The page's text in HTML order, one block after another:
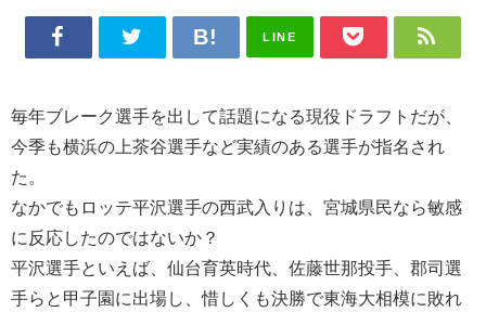
LINE
毎年ブレーク選手を出して話題になる現役ドラフトだが、
今季も横浜の上茶谷選手など実績のある選手が指名され
た。
なかでもロッテ平沢選手の西武入りは、宮城県民なら敏感
に反応したのではないか？
平沢選手といえば、仙台育英時代、佐藤世那投手、郡司選
手らと甲子園に出場し、惜しくも決勝で東海大相模に敗れ